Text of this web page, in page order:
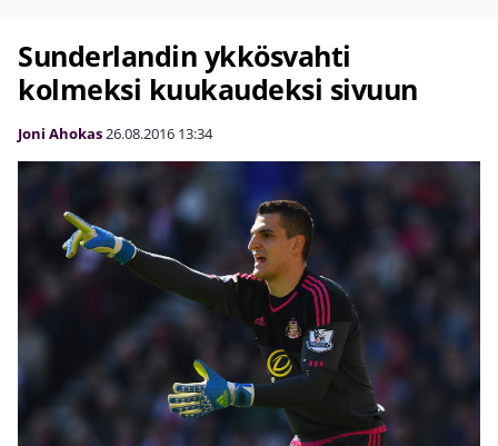
Sunderlandin ykkösvahti
kolmeksi kuukaudeksi sivuun
Joni Ahokas26.08.2016 13:34